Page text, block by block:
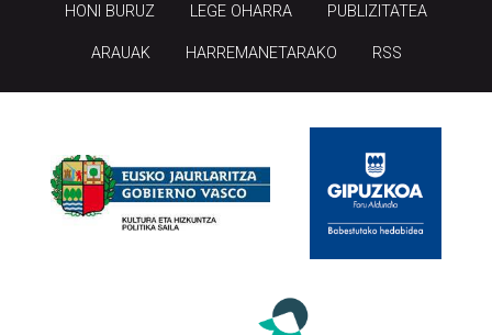
HONI BURUZ LEGE OHARRA PUBLIZITATEA
ARAUAK HARREMANETARAKO RSS